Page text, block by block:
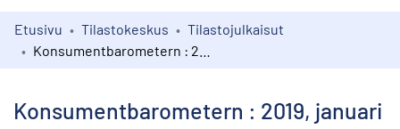
Kokoelmat
Etusivu Tilastokeskus
Tilastojulkaisut
Konsumentbarometern : 2019, januari